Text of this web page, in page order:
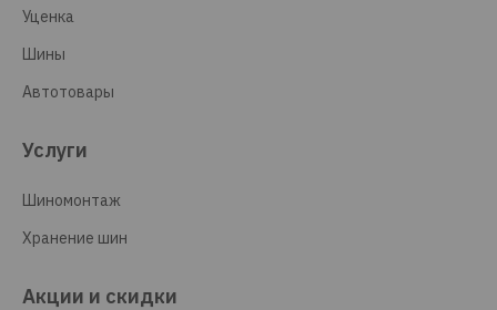
Уценка
Шины
Автотовары
Услуги
Шиномонтаж
Хранение шин
Акции и скидки